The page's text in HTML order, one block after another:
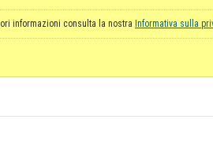
informazioni consulta la nostra Informativa sulla